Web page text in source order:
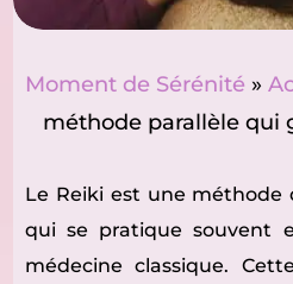
Moment de Sérénité »
méthode parallèle qui
Le Reiki est une méthode
qui se pratique souvent
médecine classique.